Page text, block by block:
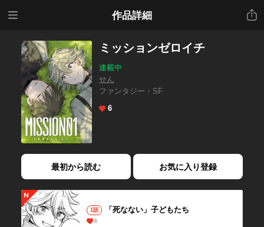
作品詳細
共有
ミッションゼロイチ
連載中
せん
ファンタジー・SF
6
最初から読む お気に入り登録
1話 「死なない」子どもたち
6